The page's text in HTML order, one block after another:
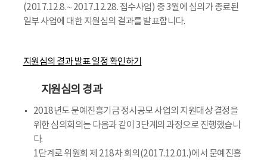
(2017.12.8.∼2017.12.28. 접수사업) 중 3월에 심의가 종료된
일부 사업에 대한 지원심의 결과를 발표합니다.
지원심의 결과 발표 일정 확인하기
지원심의 경과
2018년도 문예진흥기금 정시공모 사업의 지원대상 결정을
위한 심의회의는 다음과 같이 3단계의 과정으로 진행했습니
다.
1단계로 위원회 제 218차 회의(2017.12.01.)에서 문예진흥